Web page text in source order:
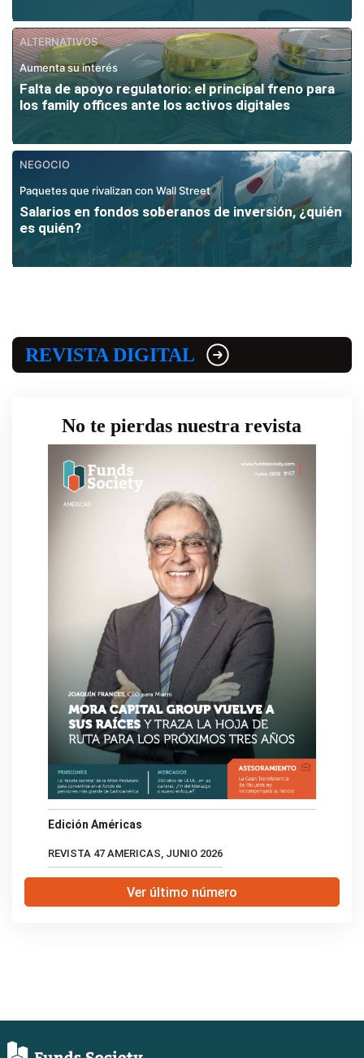
ALTERNATIVOS
Aumenta su interés
Falta de apoyo regulatorio: el principal freno para
los family offices ante los activos digitales
NEGOCIO
Paquetes que rivalizan con Wall Street
Salarios en fondos soberanos de inversión, ¿quién
es quién?
REVISTA DIGITAL
No te pierdas nuestra revista
Edición Américas
REVISTA 47 AMERICAS, JUNIO 2026
Ver último número